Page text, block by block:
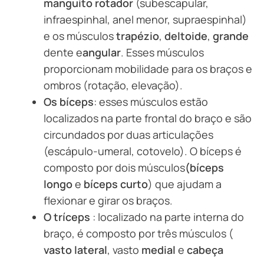
infraespinhal, anel menor, supraespinhal)
e os músculostrapézio, deltoide, grande
dente eangular. Esses músculos
proporcionam mobilidade para os braços e
ombros (rotação, elevação).
Os bíceps: esses músculos estão
localizados na parte frontal do braço e são
circundados por duas articulações
(escápulo-umeral, cotovelo). O bíceps é
composto por dois músculos(bíceps
longoe bíceps curto) que ajudam a
flexionar e girar os braços.
O tríceps : localizado na parte interna do
braço, é composto por três músculos (
vasto lateral, vasto medial e cabeça